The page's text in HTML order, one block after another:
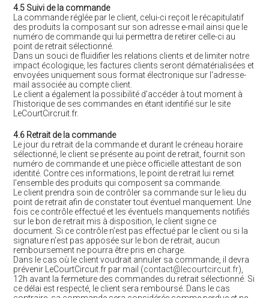
4.5 Suivi de la commande
La commande réglée par le client, celui-ci reçoit le récapitulatif
des produits la composant sur son adresse e-mail ainsi que le
numéro de commande qui lui permettra de retirer celle-ci au
point de retrait sélectionné.
Dans un souci de fluidifier les relations clients et de limiter notre
impact écologique, les factures clients seront dématérialisées et
envoyées uniquement sous format électronique sur l'adresse-
mail associée au compte client.
Le client a également la possibilité d’accéder à tout moment à
l’historique de ses commandes en étant identifié sur le site
LeCourtCircruit.fr.
4.6 Retrait de la commande
Le jour du retrait de la commande et durant le créneau horaire
sélectionné, le client se présente au point de retrait, fournit son
numéro de commande et une pièce officielle attestant de son
identité. Contre ces informations, le point de retrait lui remet
l'ensemble des produits qui composent sa commande.
Le client prendra soin de contrôler sa commande sur le lieu du
point de retrait afin de constater tout éventuel manquement. Une
fois ce contrôle effectué et les éventuels manquements notifiés
sur le bon de retrait mis à disposition, le client signe ce
document. Si ce contrôle n’est pas effectué par le client ou si la
signature n’est pas apposée sur le bon de retrait, aucun
remboursement ne pourra être pris en charge.
Dans le cas où le client voudrait annuler sa commande, il devra
prévenir LeCourtCircuit.fr par mail (contact@lecourtcircuit.fr),
12h avant la fermeture des commandes du retrait sélectionné. Si
ce délai est respecté, le client sera remboursé. Dans le cas